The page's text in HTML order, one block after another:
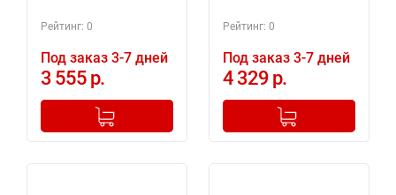
Рейтинг: 0
Под заказ 3-7 дней
3 555 р.
+
Добавлено в корзину
Рейтинг: 0
Под заказ 3-7 дней
4 329 р.
+
Добавлено в корзину